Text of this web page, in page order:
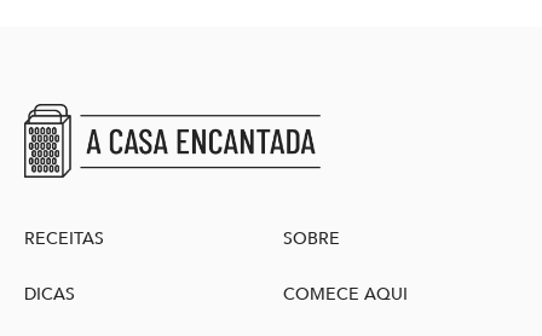
RECEITAS
DICAS
SOBRE
COMECE AQUI